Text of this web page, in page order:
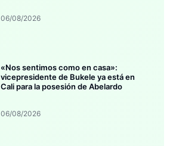
06/08/2026
«Nos sentimos como en casa»:
vicepresidente de Bukele ya está en
Cali para la posesión de Abelardo
06/08/2026